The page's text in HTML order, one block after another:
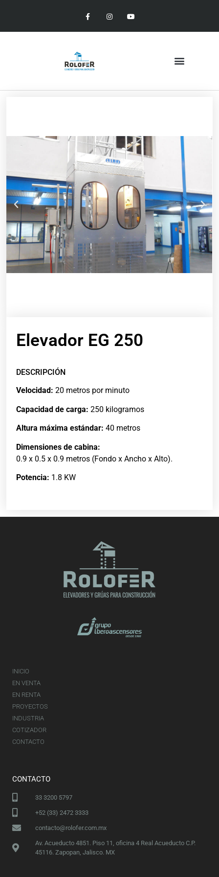
Elevador EG 250
DESCRIPCIÓN
Velocidad: 20 metros por minuto
Capacidad de carga: 250 kilogramos
Altura máxima estándar: 40 metros
Dimensiones de cabina:
0.9 x 0.5 x 0.9 metros (Fondo x Ancho x Alto).
Potencia: 1.8 KW
INICIO
EN VENTA
EN RENTA
PROYECTOS
INDUSTRIA
COTIZADOR
CONTACTO
CONTACTO
33 3200 5797
+52 (33) 2472 3333
contacto@rolofer.com.mx
Av. Acueducto 4851. Piso 11, oficina 4 Real Acueducto C.P.
45116. Zapopan, Jalisco. MX